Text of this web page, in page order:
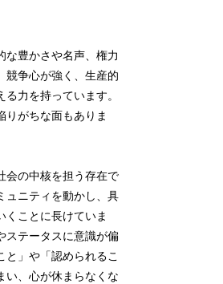
な豊かさや名声、権力
競争心が強く、生産的
力を持っています。
りがちな面もありま
会の中核を担う存在で
ュニティを動かし、具
くことに長けていま
ステータスに意識が偏
と」や「認められるこ
い、心が休まらなくな